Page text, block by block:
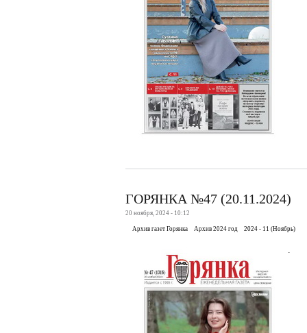
ГОРЯНКА №47 (20.11.2024)
20 ноября, 2024 - 10:12
Архив газет Горянка Архив 2024 год 2024 - 11 (Ноябрь)